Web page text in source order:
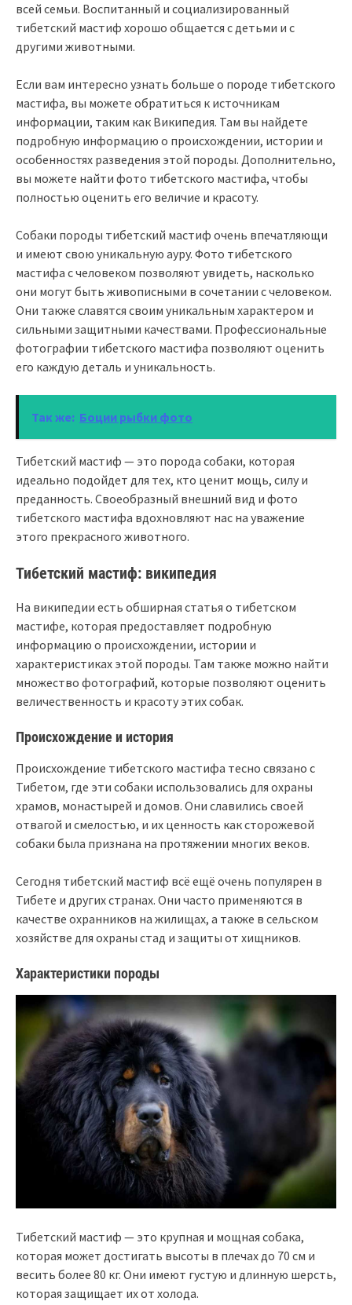
всей семьи. Воспитанный и социализированный
тибетский мастиф хорошо общается с детьми и с
другими животными.
Если вам интересно узнать больше о породе тибетского
мастифа, вы можете обратиться к источникам
информации, таким как Википедия. Там вы найдете
подробную информацию о происхождении, истории и
особенностях разведения этой породы. Дополнительно,
вы можете найти фото тибетского мастифа, чтобы
полностью оценить его величие и красоту.
Собаки породы тибетский мастиф очень впечатляющи
и имеют свою уникальную ауру. Фото тибетского
мастифа с человеком позволяют увидеть, насколько
они могут быть живописными в сочетании с человеком.
Они также славятся своим уникальным характером и
сильными защитными качествами. Профессиональные
фотографии тибетского мастифа позволяют оценить
его каждую деталь и уникальность.
Так же: Боции рыбки фото
Тибетский мастиф — это порода собаки, которая
идеально подойдет для тех, кто ценит мощь, силу и
преданность. Своеобразный внешний вид и фото
тибетского мастифа вдохновляют нас на уважение
этого прекрасного животного.
Тибетский мастиф: википедия
На википедии есть обширная статья о тибетском
мастифе, которая предоставляет подробную
информацию о происхождении, истории и
характеристиках этой породы. Там также можно найти
множество фотографий, которые позволяют оценить
величественность и красоту этих собак.
Происхождение и история
Происхождение тибетского мастифа тесно связано с
Тибетом, где эти собаки использовались для охраны
храмов, монастырей и домов. Они славились своей
отвагой и смелостью, и их ценность как сторожевой
собаки была признана на протяжении многих веков.
Сегодня тибетский мастиф всё ещё очень популярен в
Тибете и других странах. Они часто применяются в
качестве охранников на жилищах, а также в сельском
хозяйстве для охраны стад и защиты от хищников.
Характеристики породы
Тибетский мастиф — это крупная и мощная собака,
которая может достигать высоты в плечах до 70 см и
весить более 80 кг. Они имеют густую и длинную шерсть,
которая защищает их от холода.